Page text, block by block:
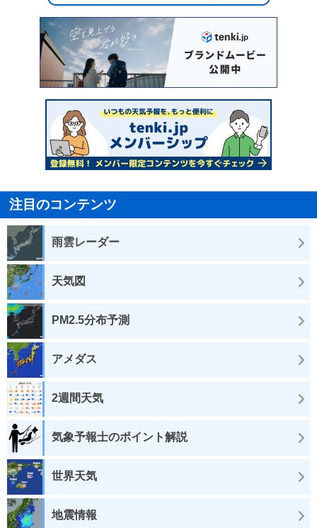
注目のコンテンツ
雨雲レーダー
天気図
PM2.5分布予測
アメダス
2週間天気
気象予報士のポイント解説
世界天気
地震情報